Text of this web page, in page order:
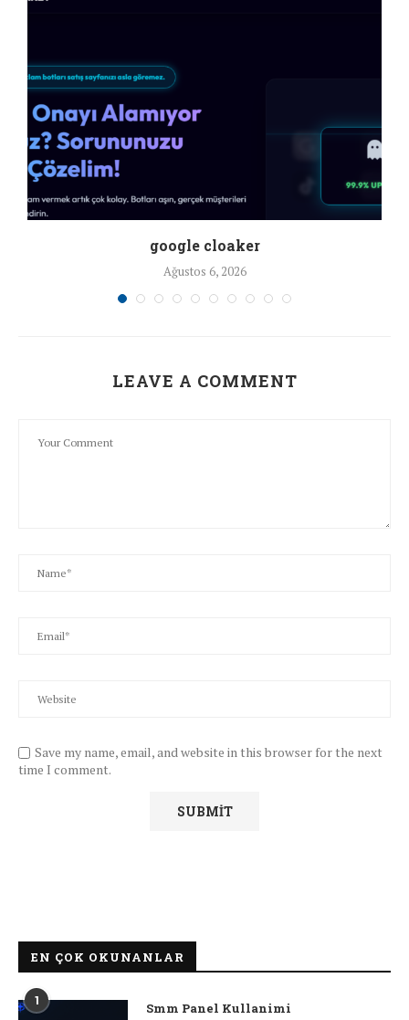
google cloaker
Ağustos 6, 2026
LEAVE A COMMENT
Save my name, email, and website in this browser for the next
time I comment.
EN ÇOK OKUNANLAR
1
Smm Panel Kullanimi